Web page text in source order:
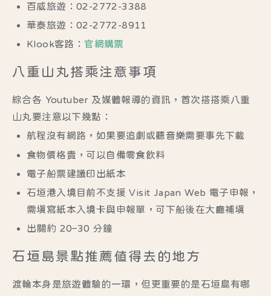
百威旅遊：02-2772-3388
華泰旅遊：02-2772-8911
Klook客路： 官網購票
八重山丸搭乘注意事項
綜合各 Youtuber 及媒體報導的資訊，首次搭搭乘八重
山丸要注意以下幾點：
航程沒有網路，如果要追劇或聽音樂需要事先下載
食物價格貴，可以自備零食飲料
電子船票建議印出紙本
石垣港入境目前不支援 Visit Japan Web 電子申報，
需填寫紙本入境卡與申報單，可下船後在大廳補填
出關約 20–30 分鐘
石垣島景點推薦值得去的地方
渡輪本身是旅遊體驗的一環，但更重要的是石垣島有哪